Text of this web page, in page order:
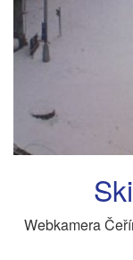
Webkamera